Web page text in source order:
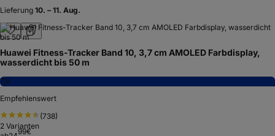
Lieferung 10. – 11. Aug.
Huawei Fitness-Tracker Band 10, 3,7 cm AMOLED Farbdisplay,
wasserdicht bis 50 m
7,6
Empfehlenswert
(738)
2 Varianten
99€